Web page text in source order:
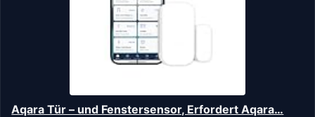
Aqara Tür – und Fenstersensor, Erfordert Aqara…